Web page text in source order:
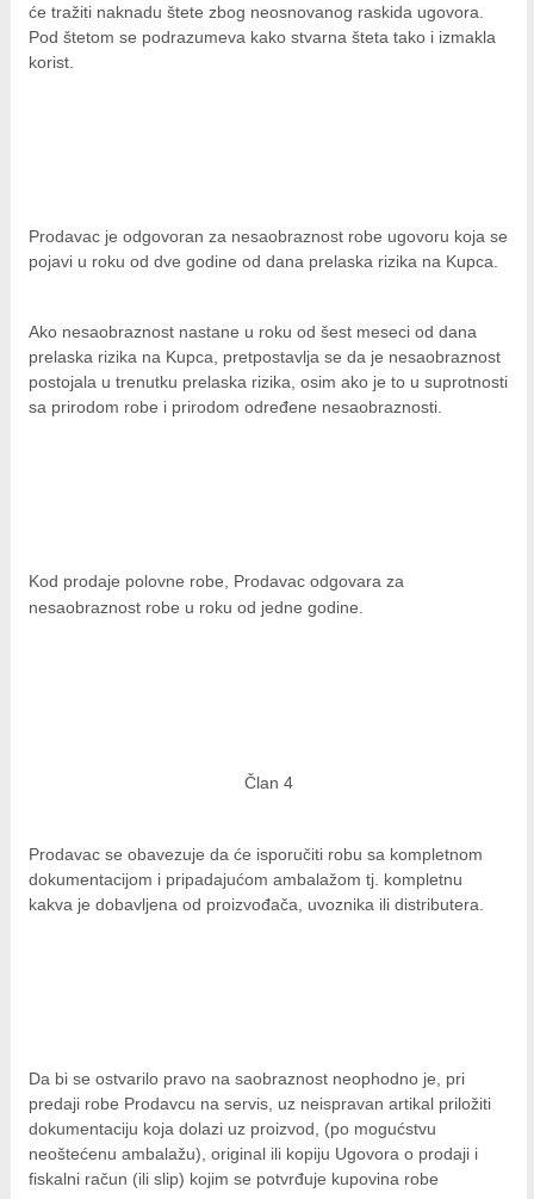
će tražiti naknadu štete zbog neosnovanog raskida ugovora.
Pod štetom se podrazumeva kako stvarna šteta tako i izmakla
korist.
Prodavac je odgovoran za nesaobraznost robe ugovoru koja se
pojavi u roku od dve godine od dana prelaska rizika na Kupca.
Ako nesaobraznost nastane u roku od šest meseci od dana
prelaska rizika na Kupca, pretpostavlja se da je nesaobraznost
postojala u trenutku prelaska rizika, osim ako je to u suprotnosti
sa prirodom robe i prirodom određene nesaobraznosti.
Kod prodaje polovne robe, Prodavac odgovara za
nesaobraznost robe u roku od jedne godine.
Član 4
Prodavac se obavezuje da će isporučiti robu sa kompletnom
dokumentacijom i pripadajućom ambalažom tj. kompletnu
kakva je dobavljena od proizvođača, uvoznika ili distributera.
Da bi se ostvarilo pravo na saobraznost neophodno je, pri
predaji robe Prodavcu na servis, uz neispravan artikal priložiti
dokumentaciju koja dolazi uz proizvod, (po mogućstvu
neoštećenu ambalažu), original ili kopiju Ugovora o prodaji i
fiskalni račun (ili slip) kojim se potvrđuje kupovina robe